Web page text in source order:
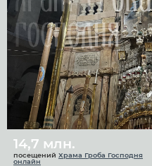
Новости
Церковный календарь
Господня
14,7 млн.
посещений Храма Гроба Господня
онлайн